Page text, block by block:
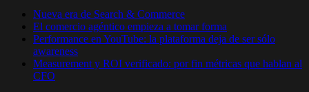
Nueva era de Search & Commerce
El comercio agéntico empieza a tomar forma
Performance en YouTube: la plataforma deja de ser sólo
awareness
Measurement y ROI verificado: por fin métricas que hablan al
CFO